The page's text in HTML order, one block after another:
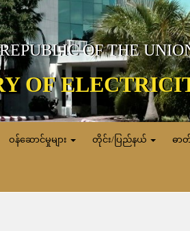
OF THE
OF
ဝန်ဆောင်မှုများ တိုင်း/ပြည်နယ် ဓာ